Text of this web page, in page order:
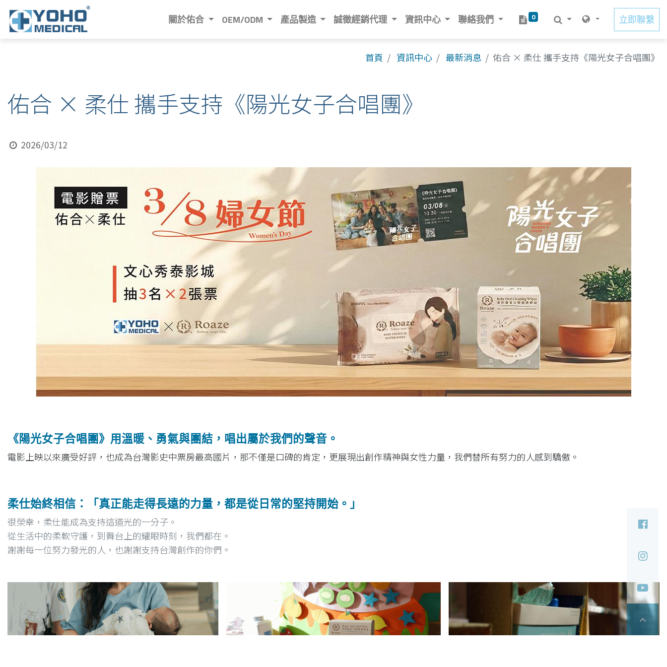
關於佑合 OEM/ODM 產品製造 誠徵經銷代理 資訊中心 聯絡我們 0 立即聯繫
首頁 資訊中心 最新消息 佑合 × 柔仕 攜手支持《陽光女子合唱團》
佑合 × 柔仕 攜手支持《陽光女子合唱團》
2026/03/12
《陽光女子合唱團》用溫暖、勇氣與團結，唱出屬於我們的聲音。
電影上映以來廣受好評，也成為台灣影史中票房最高國片，那不僅是口碑的肯定，更展現出創作精神與女性力量，我們替所有努力的人感到驕傲。
柔仕始終相信：「真正能走得長遠的力量，都是從日常的堅持開始。」
很榮幸，柔仕能成為支持這道光的一分子。
從生活中的柔軟守護，到舞台上的耀眼時刻，我們都在。
謝謝每一位努力發光的人，也謝謝支持台灣創作的你們。